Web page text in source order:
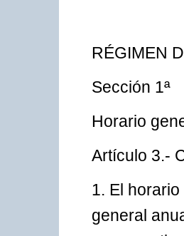
RÉGIMEN
Sección 1ª
Horario
Artículo 3.-
1. El
general